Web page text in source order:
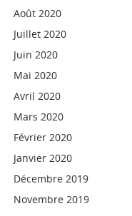
Août 2020
Juillet 2020
Juin 2020
Mai 2020
Avril 2020
Mars 2020
Février 2020
Janvier 2020
Décembre 2019
Novembre 2019